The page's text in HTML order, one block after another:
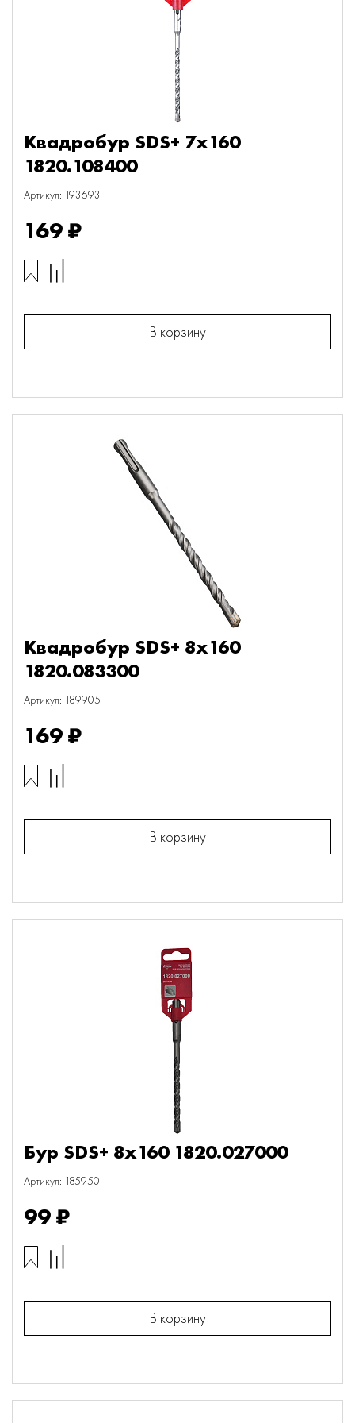
Квадробур SDS+ 7х160
1820.108400
Артикул: 193693
169 ₽
В корзину
Квадробур SDS+ 8х160
1820.083300
Артикул: 189905
169 ₽
В корзину
Бур SDS+ 8х160 1820.027000
Артикул: 185950
99 ₽
В корзину